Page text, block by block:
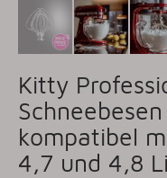
Kitty
kompatibel
4,7 und 4,8